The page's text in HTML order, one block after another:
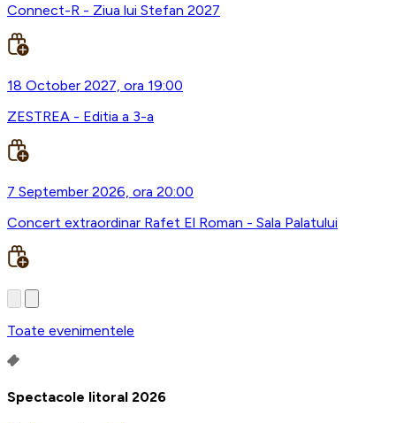
Connect-R - Ziua lui Stefan 2027
18 October 2027, ora 19:00
ZESTREA - Editia a 3-a
7 September 2026, ora 20:00
Concert extraordinar Rafet El Roman - Sala Palatului
Toate evenimentele
Spectacole litoral 2026